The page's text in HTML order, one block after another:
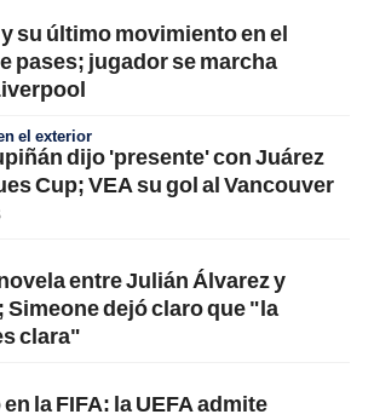
su último movimiento en el
pases; jugador se marcha
el exterior
dijo 'presente' con Juárez
Cup; VEA su gol al Vancouver
entre Julián Álvarez y
Simeone dejó claro que "la
clara"
la FIFA: la UEFA admite